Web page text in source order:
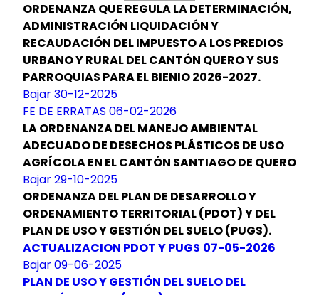
ORDENANZA QUE REGULA LA DETERMINACIÓN,
ADMINISTRACIÓN LIQUIDACIÓN Y
RECAUDACIÓN DEL IMPUESTO A LOS PREDIOS
URBANO Y RURAL DEL CANTÓN QUERO Y SUS
PARROQUIAS PARA EL BIENIO 2026-2027.
Bajar 30-12-2025
FE DE ERRATAS 06-02-2026
LA ORDENANZA DEL MANEJO AMBIENTAL
ADECUADO DE DESECHOS PLÁSTICOS DE USO
AGRÍCOLA EN EL CANTÓN SANTIAGO DE QUERO
Bajar 29-10-2025
ORDENANZA DEL PLAN DE DESARROLLO Y
ORDENAMIENTO TERRITORIAL (PDOT) Y DEL
PLAN DE USO Y GESTIÓN DEL SUELO (PUGS).
ACTUALIZACION PDOT Y PUGS 07-05-2026
Bajar 09-06-2025
PLAN DE USO Y GESTIÓN DEL SUELO DEL